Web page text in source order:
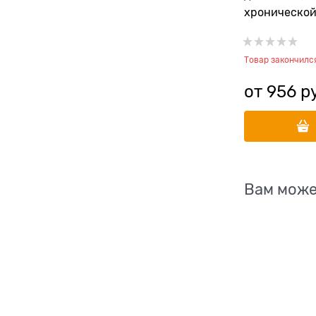
требующими
потребления
Therapy
Товар
от 956
Вам